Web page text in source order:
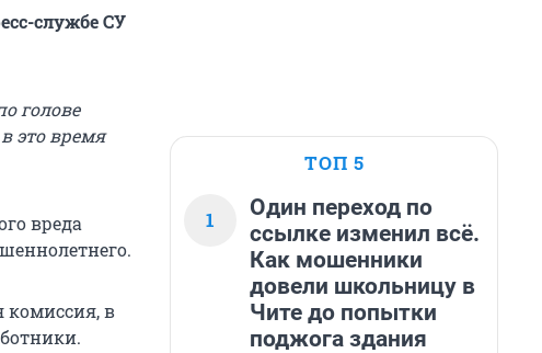
службе СУ
голове
это время
вреда
комиссия, в
ТОП 5
1
Один переход по
ссылке изменил всё.
Как мошенники
довели школьницу в
Чите до попытки
поджога здания